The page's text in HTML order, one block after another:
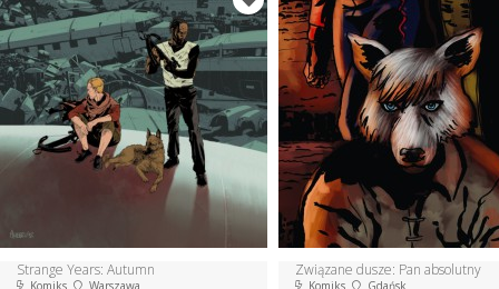
Strange Years: Autumn
Komiks Warszawa
Związane dusze: Pan absolutny
Komiks Gdańsk